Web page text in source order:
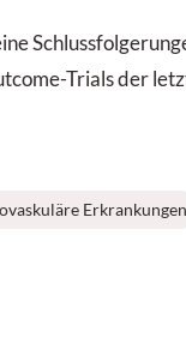
Trials der
Erkrankungen